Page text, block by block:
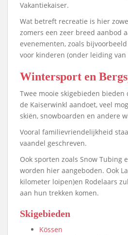
Vakantiekaiser.
Wat betreft recreatie is hier
zomers een zeer breed aanbod
evenementen, zoals
voor kinderen (onder leiding van
Wintersport en
Twee mooie skigebieden
de Kaiserwinkl aandoet, veel
skiën, snowboarden en andere
Vooral familievriendelijkheid
vaandel geschreven.
Ook sporten zoals Snow Tubing
worden hier aangeboden. Ook
kilometer loipen)en Rodelaars
aan hun trekken komen.
Skigebieden
Kössen